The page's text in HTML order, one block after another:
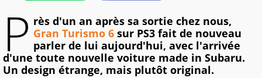
P rès d'un an après sa sortie chez nous,
Gran Turismo 6 sur PS3 fait de nouveau
parler de lui aujourd'hui, avec l'arrivée
d'une toute nouvelle voiture made in Subaru.
Un design étrange, mais plutôt original.